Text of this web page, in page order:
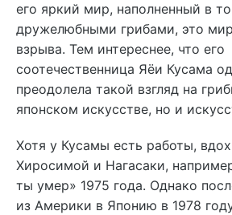
его яркий мир, наполненный в
дружелюбными грибами, это
взрыва. Тем интереснее, что его
соотечественница Яёи Кусама
преодолела такой взгляд на
японском искусстве, но и
Хотя у Кусамы есть работы,
Хиросимой и Нагасаки,
ты умер» 1975 года. Однако
из Америки в Японию в 1978